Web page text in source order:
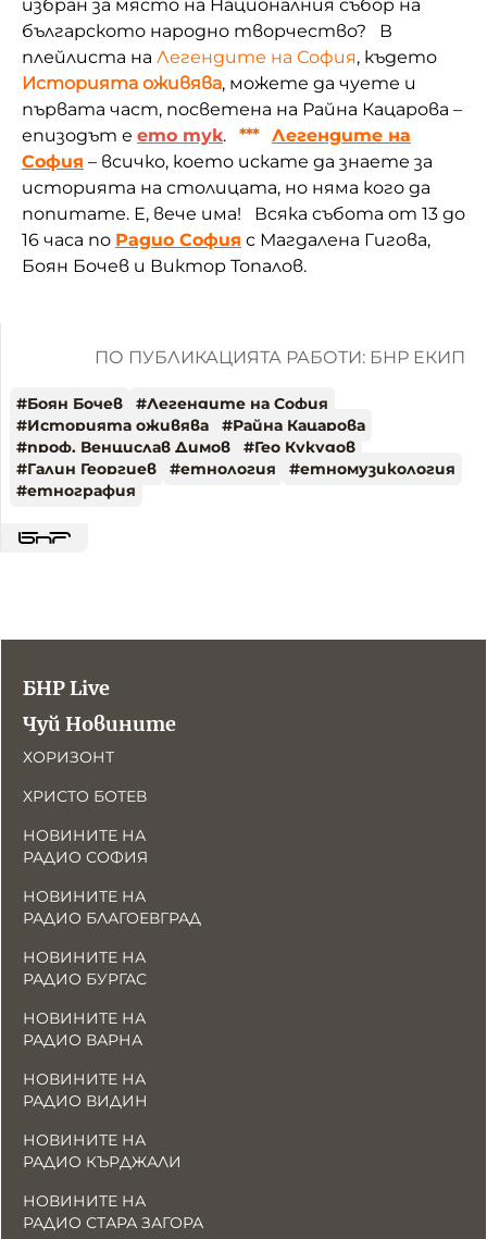
избран за място на Националния събор на
българското народно творчество? В
плейлиста на Легендите на София, където
Историята оживява, можете да чуете и
първата част, посветена на Райна Кацарова –
епизодът е ето тук. ***
Легендите на
София – всичко, което искате да знаете за
историята на столицата, но няма кого да
попитате. Е, вече има!
Всяка събота от 13 до
16 часа по Радио София с Магдалена Гигова,
Боян Бочев и Виктор Топалов.
ПО ПУБЛИКАЦИЯТА РАБОТИ: БНР ЕКИП
#Боян Бочев #Легендите на София
#Историята оживява #Райна Кацарова
#проф. Венцислав Димов #Гео Кукудов
#Галин Георгиев #етнология #етномузикология
#етнография
БНР Live
Чуй Новините
ХОРИЗОНТ
ХРИСТО БОТЕВ
НОВИНИТЕ НА
РАДИО СОФИЯ
НОВИНИТЕ НА
РАДИО БЛАГОЕВГРАД
НОВИНИТЕ НА
РАДИО БУРГАС
НОВИНИТЕ НА
РАДИО ВАРНА
НОВИНИТЕ НА
РАДИО ВИДИН
НОВИНИТЕ НА
РАДИО КЪРДЖАЛИ
НОВИНИТЕ НА
РАДИО СТАРА ЗАГОРА